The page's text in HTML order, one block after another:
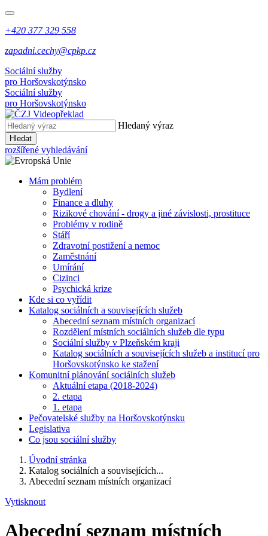
+420 377 329 558
zapadni.cechy@cpkp.cz
Sociální služby
pro Horšovskotýnsko
Sociální služby
pro Horšovskotýnsko
Hledaný výraz
Hledat
rozšířené vyhledávání
Mám problém
Bydlení
Finance a dluhy
Rizikové chování - drogy a jiné závislosti, prostituce
Problémy v rodině
Stáří
Zdravotní postižení a nemoc
Zaměstnání
Umírání
Cizinci
Psychická krize
Kde si co vyřídit
Katalog sociálních a souvisejících služeb
Abecední seznam místních organizací
Rozdělení místních sociálních služeb dle typu
Sociální služby v Plzeňském kraji
Katalog sociálních a souvisejících služeb a institucí pro
Horšovskotýnsko ke stažení
Komunitní plánování sociálních služeb
Aktuální etapa (2018-2024)
2. etapa
1. etapa
Pečovatelské služby na Horšovskotýnsku
Legislativa
Co jsou sociální služby
Úvodní stránka
Katalog sociálních a souvisejících...
Abecední seznam místních organizací
Vytisknout
Abecední seznam místních